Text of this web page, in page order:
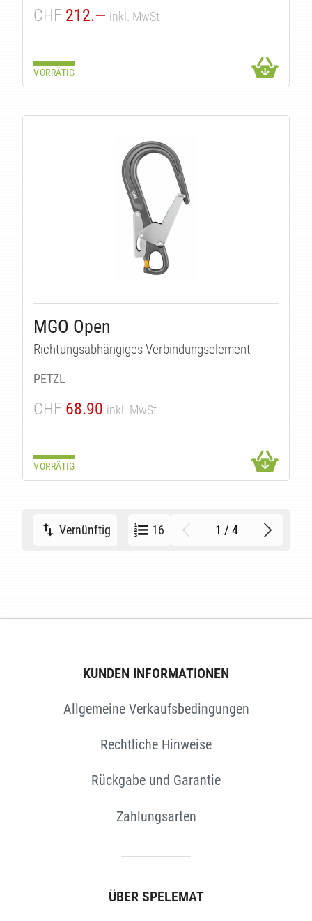
CHF 212.— inkl. MwSt
VORRÄTIG
MGO Open
Richtungsabhängiges Verbindungselement
PETZL
CHF 68.90 inkl. MwSt
VORRÄTIG
Vernünftig 16 1 / 4
KUNDEN INFORMATIONEN
Allgemeine Verkaufsbedingungen
Rechtliche Hinweise
Rückgabe und Garantie
Zahlungsarten
ÜBER SPELEMAT